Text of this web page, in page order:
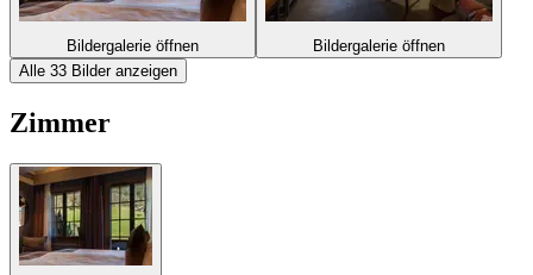
Bildergalerie öffnen
Bildergalerie öffnen
Alle 33 Bilder anzeigen
Zimmer